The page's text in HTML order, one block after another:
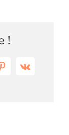
!
Pinterest
Vk